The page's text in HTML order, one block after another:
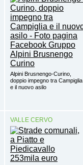
Alpini Brusnengo-Curino,
doppio impegno tra Campiglia
e il nuovo asilo
VALLE CERVO